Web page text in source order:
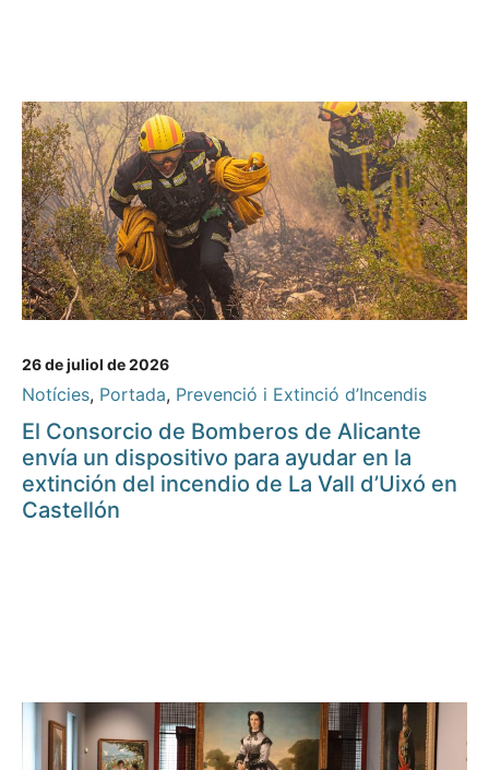
26 de juliol de 2026
Notícies, Portada, Prevenció i Extinció d’Incendis
El Consorcio de Bomberos de Alicante
envía un dispositivo para ayudar en la
extinción del incendio de La Vall d’Uixó en
Castellón